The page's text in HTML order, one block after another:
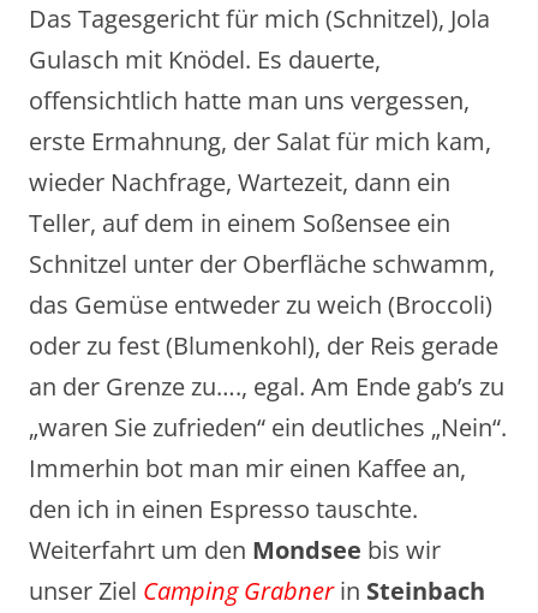
Das Tagesgericht für mich (Schnitzel), Jola
Gulasch mit Knödel. Es dauerte,
offensichtlich hatte man uns vergessen,
erste Ermahnung, der Salat für mich kam,
wieder Nachfrage, Wartezeit, dann ein
Teller, auf dem in einem Soßensee ein
Schnitzel unter der Oberfläche schwamm,
das Gemüse entweder zu weich (Broccoli)
oder zu fest (Blumenkohl), der Reis gerade
an der Grenze zu…., egal. Am Ende gab’s zu
„waren Sie zufrieden“ ein deutliches „Nein“.
Immerhin bot man mir einen Kaffee an,
den ich in einen Espresso tauschte.
Weiterfahrt um den Mondsee bis wir
unser Ziel Camping Grabnerin Steinbach